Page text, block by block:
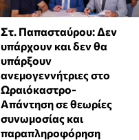
Στ. Παπασταύρου: Δεν
υπάρχουν και δεν θα
υπάρξουν
ανεμογεννήτριες στο
Ωραιόκαστρο-
Απάντηση σε θεωρίες
συνωμοσίας και
παραπληροφόρηση